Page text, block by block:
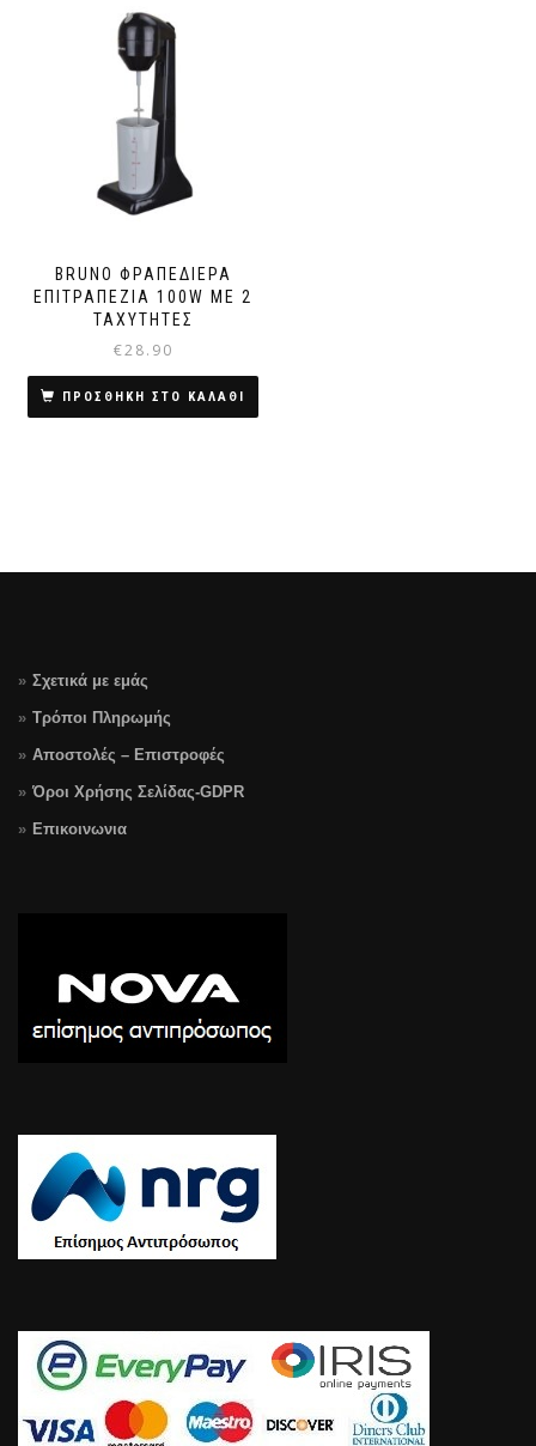
BRUNO ΦΡΑΠΕΔΙΈΡΑ
ΕΠΙΤΡΑΠΈΖΙΑ 100W ΜΕ 2
ΤΑΧΎΤΗΤΕΣ
€28.90
ΠΡΟΣΘΗΚΗ ΣΤΟ ΚΑΛΑΘΙ
Σχετικά με εμάς
Τρόποι Πληρωμής
Αποστολές – Επιστροφές
Όροι Χρήσης Σελίδας-GDPR
Επικοινωνια